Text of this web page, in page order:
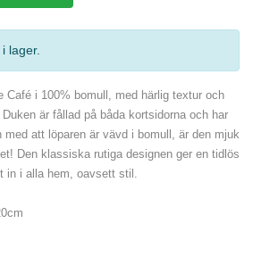
lager.
Café i 100% bomull, med härlig textur och
är fållad på båda kortsidorna och har
att löparen är vävd i bomull, är den mjuk
Den klassiska rutiga designen ger en tidlös
in i alla hem, oavsett stil.